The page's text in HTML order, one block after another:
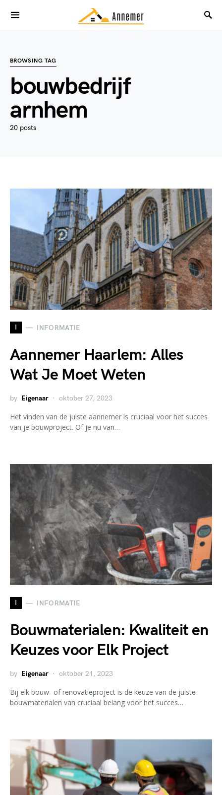
BROWSING TAG
bouwbedrijf
arnhem
20 posts
I INFORMATIE
Aannemer Haarlem: Alles
Wat Je Moet Weten
by Eigenaar oktober 27, 2023
Het vinden van de juiste aannemer is cruciaal voor het succes
van je bouwproject. Of je nu van…
I INFORMATIE
Bouwmaterialen: Kwaliteit en
Keuzes voor Elk Project
by Eigenaar oktober 21, 2023
Bij elk bouw- of renovatieproject is de keuze van de juiste
bouwmaterialen van cruciaal belang voor het succes…